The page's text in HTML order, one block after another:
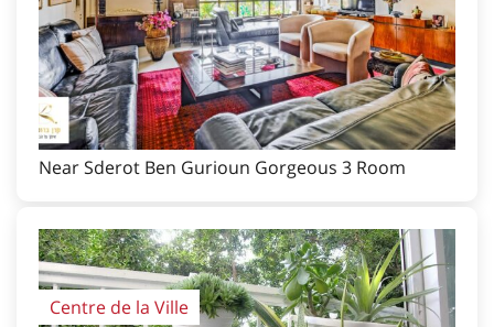
Near Sderot Ben Gurioun Gorgeous 3 Room
Centre de la Ville